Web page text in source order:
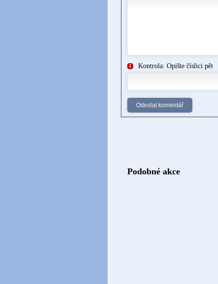
Kontrola: Opište číslici pět
Podobné akce